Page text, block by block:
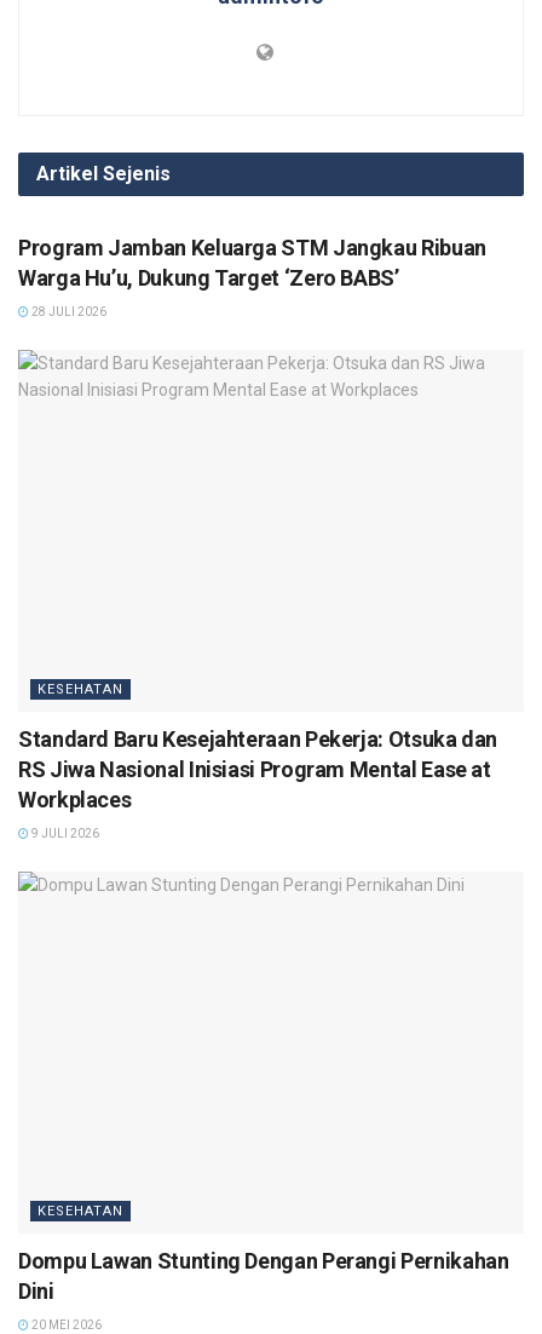
Artikel Sejenis
KESEHATAN
Program Jamban Keluarga STM Jangkau Ribuan
Warga Hu’u, Dukung Target ‘Zero BABS’
28 JULI 2026
KESEHATAN
Standard Baru Kesejahteraan Pekerja: Otsuka dan
RS Jiwa Nasional Inisiasi Program Mental Ease at
Workplaces
9 JULI 2026
KESEHATAN
Dompu Lawan Stunting Dengan Perangi Pernikahan
Dini
20 MEI 2026